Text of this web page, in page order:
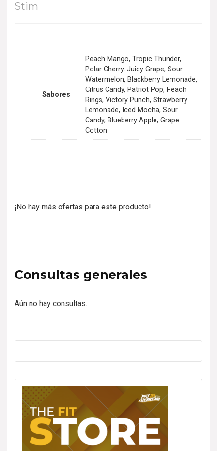
Stim
Sabores
Peach Mango, Tropic Thunder,
Polar Cherry, Juicy Grape, Sour
Watermelon, Blackberry Lemonade,
Citrus Candy, Patriot Pop, Peach
Rings, Victory Punch, Strawberry
Lemonade, Iced Mocha, Sour
Candy, Blueberry Apple, Grape
Cotton
¡No hay más ofertas para este producto!
Consultas generales
Aún no hay consultas.